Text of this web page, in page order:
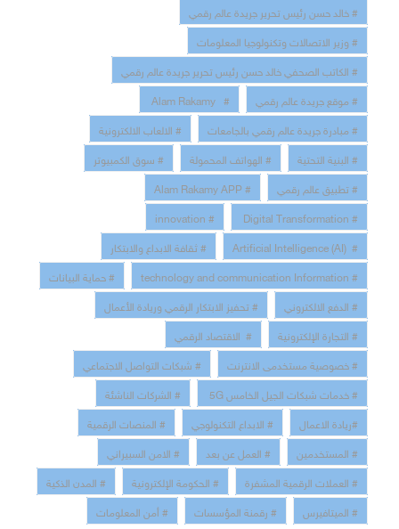
# خالد حسن رئيس تحرير جريدة عالم رقمي
# وزير الاتصالات وتكنولوجيا المعلومات
# الكاتب الصحفي خالد حسن رئيس تحرير جريدة عالم رقمي
# موقع جريدة عالم رقمي
# Alam Rakamy
# مبادرة جريدة عالم رقمي بالجامعات
# الالعاب الالكترونية
# البنية التحتية
# الهواتف المحمولة
# سوق الكمبيوتر
# تطبيق عالم رقمي
# Alam Rakamy APP
# Digital Transformation
# innovation
# Artificial Intelligence (AI)
# ثقافة الابداع والابتكار
# technology and communication Information
# حماية البيانات
# الدفع الالكتروني
# تحفيز الابتكار الرقمي وريادة الأعمال
# التجارة الإلكترونية
# الاقتصاد الرقمي
# خصوصية مستخدمى الانترنت
# شبكات التواصل الاجتماعي
# خدمات شبكات الجيل الخامس 5G
# الشركات الناشئة
#ريادة الاعمال
# الابداع التكنولوجي
# المنصات الرقمية
# المستخدمين
# العمل عن بعد
# الامن السبيراني
# العملات الرقمية المشفرة
# الحكومة الإلكترونية
# المدن الذكية
# الميتافيرس
# رقمنة المؤسسات # أمن المعلومات